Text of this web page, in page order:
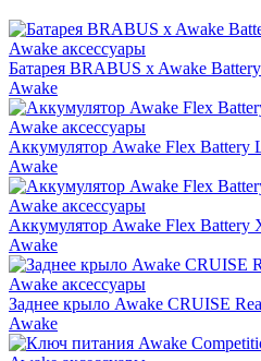
Awake аксессуары
Батарея BRABUS x Awake
Awake
Awake аксессуары
Аккумулятор Awake Flex Battery
Awake
Awake аксессуары
Аккумулятор Awake Flex Battery
Awake
Awake аксессуары
Заднее крыло Awake CRUISE
Awake